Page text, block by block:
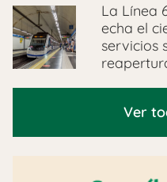
La Línea
echa el
servicios
Ver